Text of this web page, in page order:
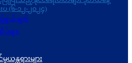
၆-၁၂-၂၀၂၄)
ရွယ်ချက်
ျား
ယန္တရားများ